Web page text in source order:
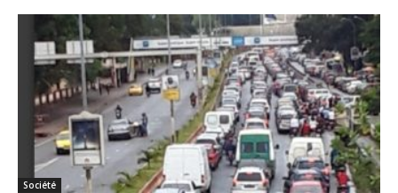
Société